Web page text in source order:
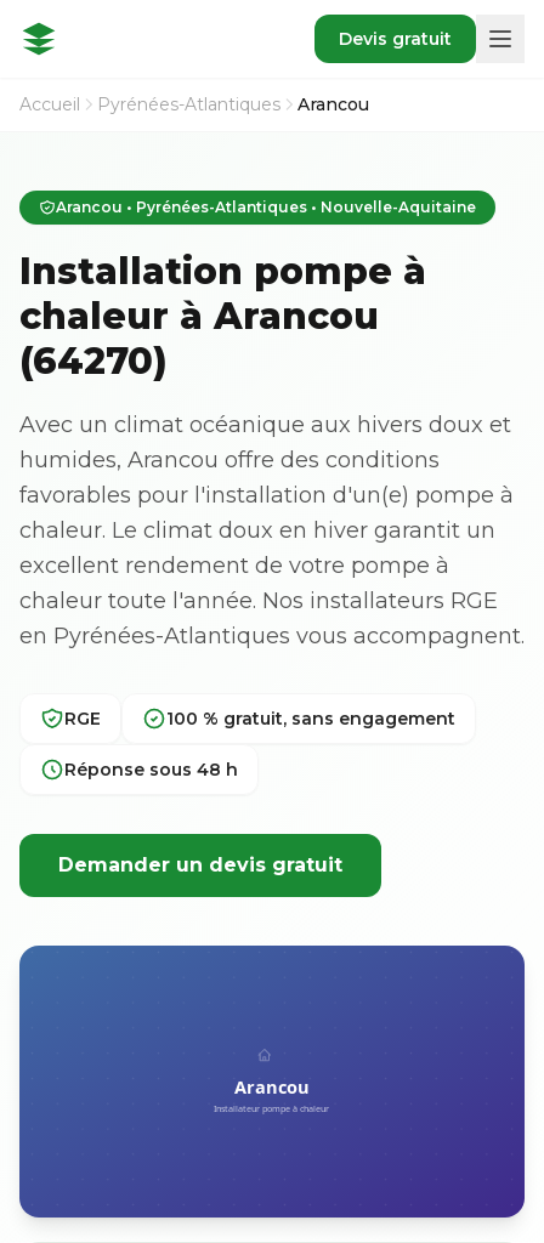
Devis gratuit
Accueil Pyrénées-Atlantiques Arancou
Arancou • Pyrénées-Atlantiques • Nouvelle-Aquitaine
Installation pompe à
chaleur à Arancou
(64270)
Avec un climat océanique aux hivers doux et
humides, Arancou offre des conditions
favorables pour l'installation d'un(e) pompe à
chaleur. Le climat doux en hiver garantit un
excellent rendement de votre pompe à
chaleur toute l'année. Nos installateurs RGE
en Pyrénées-Atlantiques vous accompagnent.
RGE 100 % gratuit, sans engagement
Réponse sous 48 h
Demander un devis gratuit